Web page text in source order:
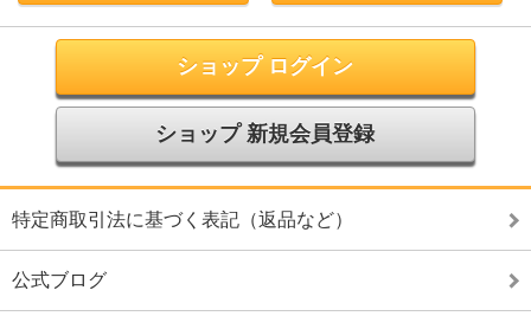
ショップ ログイン
ショップ 新規会員登録
特定商取引法に基づく表記（返品など）
公式ブログ